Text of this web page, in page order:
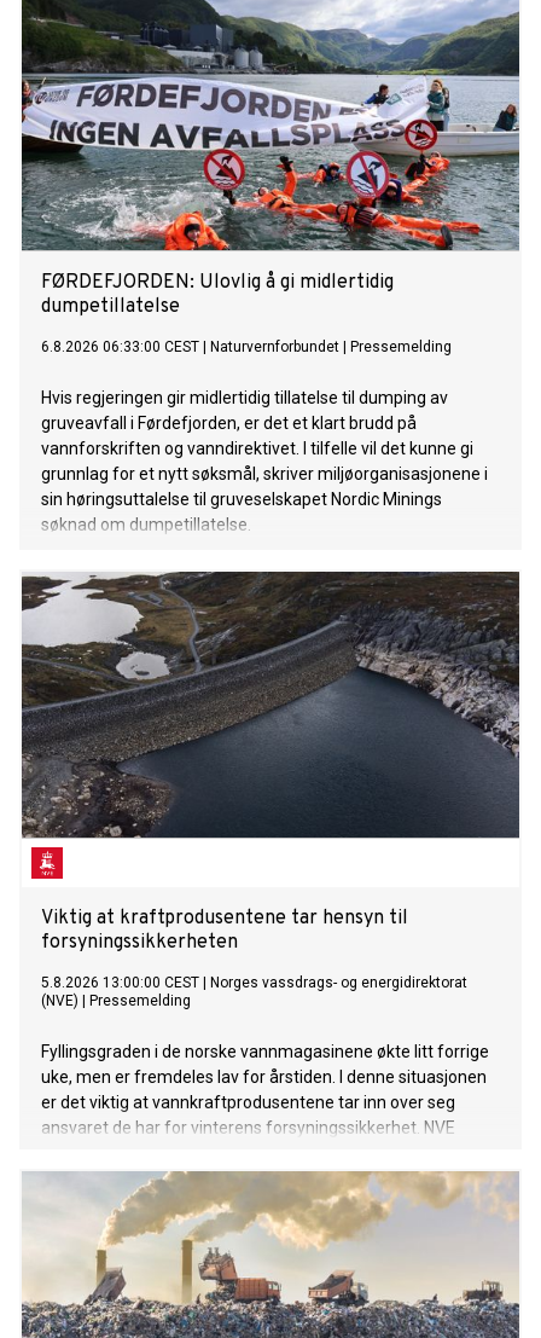
FØRDEFJORDEN: Ulovlig å gi midlertidig
dumpetillatelse
6.8.2026 06:33:00 CEST Naturvernforbundet Pressemelding
Hvis regjeringen gir midlertidig tillatelse til dumping av
gruveavfall i Førdefjorden, er det et klart brudd på
vannforskriften og vanndirektivet. I tilfelle vil det kunne gi
grunnlag for et nytt søksmål, skriver miljøorganisasjonene i
sin høringsuttalelse til gruveselskapet Nordic Minings
søknad om dumpetillatelse.
Viktig at kraftprodusentene tar hensyn til
forsyningssikkerheten
5.8.2026 13:00:00 CEST
Norges vassdrags- og energidirektorat
(NVE)
Pressemelding
Fyllingsgraden i de norske vannmagasinene økte litt forrige
uke, men er fremdeles lav for årstiden. I denne situasjonen
er det viktig at vannkraftprodusentene tar inn over seg
ansvaret de har for vinterens forsyningssikkerhet. NVE
Statnett. Om nødvendig vil NVE innføre en
rapporteringsordning for kraftprodusentene.